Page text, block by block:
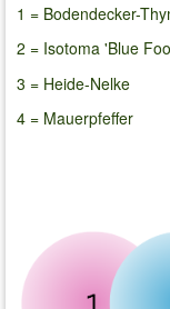
1 = Bodendecker-
2 = Isotoma 'Blue
3 = Heide-Nelke
4 = Mauerpfeffer